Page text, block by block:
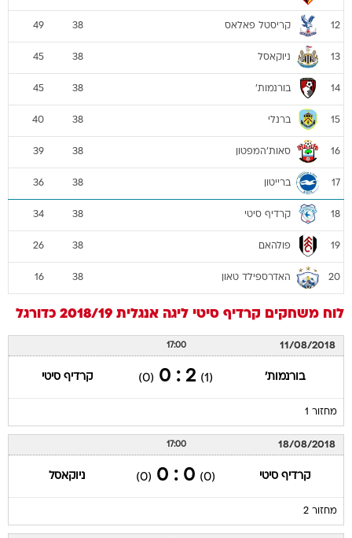
12 קריסטל פאלאס 38
49
13 ניוקאסל 38
45
14 בורנמות' 38
45
15 ברנלי 38
40
16 סאות'המפטון 38
39
17 ברייטון 38
36
18 קרדיף סיטי 38
34
19 פולהאם 38
26
20 האדרספילד טאון 38
16
לוח משחקים קרדיף סיטי ליגה אנגלית 2018/19 כדורגל
11/08/2018
17:00
בורנמות' (1)
2 : 0
(0) קרדיף סיטי
מחזור 1
18/08/2018
17:00
קרדיף סיטי (0)
0 : 0
(0) ניוקאסל
מחזור 2